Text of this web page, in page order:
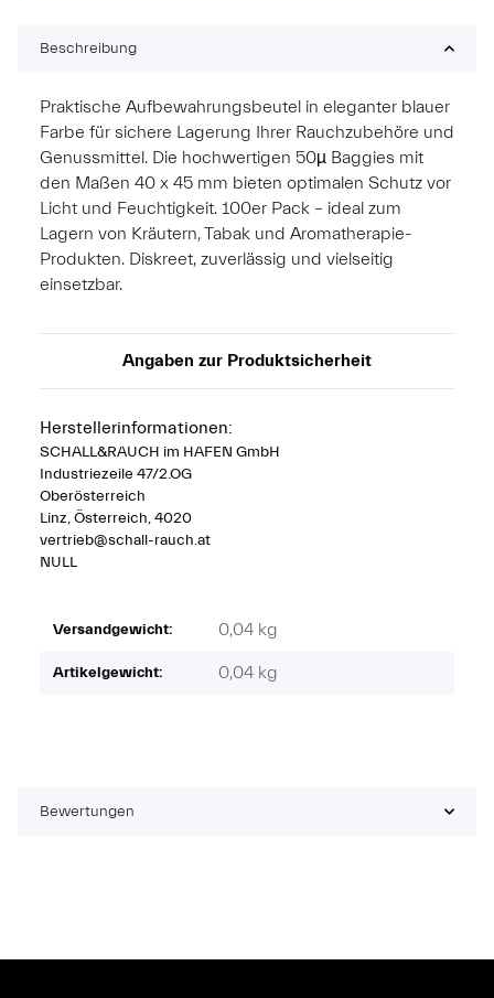
Beschreibung
Praktische Aufbewahrungsbeutel in eleganter blauer
Farbe für sichere Lagerung Ihrer Rauchzubehöre und
Genussmittel. Die hochwertigen 50µ Baggies mit
den Maßen 40 x 45 mm bieten optimalen Schutz vor
Licht und Feuchtigkeit. 100er Pack – ideal zum
Lagern von Kräutern, Tabak und Aromatherapie-
Produkten. Diskreet, zuverlässig und vielseitig
einsetzbar.
Angaben zur Produktsicherheit
Herstellerinformationen:
SCHALL&RAUCH im HAFEN GmbH
Industriezeile 47/2.OG
Oberösterreich
Linz, Österreich, 4020
vertrieb@schall-rauch.at
NULL
Versandgewicht: 0,04 kg
Artikelgewicht: 0,04 kg
Bewertungen